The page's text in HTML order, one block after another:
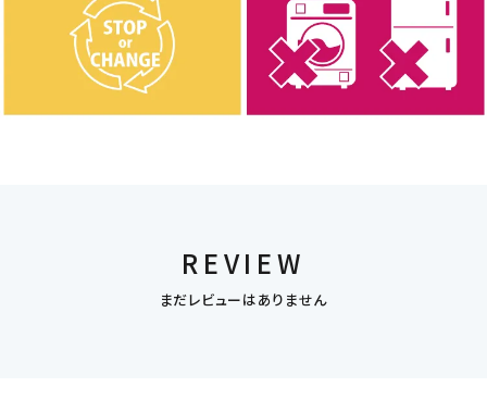
REVIEW
まだレビューはありません